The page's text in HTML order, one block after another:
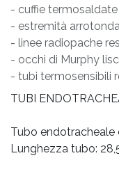
- cuffie
- estremità
- linee radiopache
- occhi di Murphy
- tubi termosensibili
TUBI
Tubo
Lunghezza tubo: